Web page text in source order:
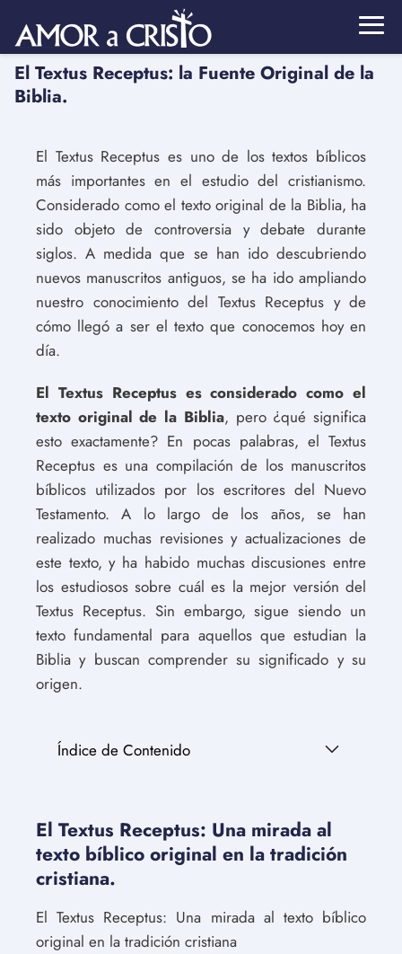
El Textus Receptus: la Fuente Original de la
Biblia.
El Textus Receptus es uno de los textos bíblicos
más importantes en el estudio del cristianismo.
Considerado como el texto original de la Biblia, ha
sido objeto de controversia y debate durante
siglos. A medida que se han ido descubriendo
nuevos manuscritos antiguos, se ha ido ampliando
nuestro conocimiento del Textus Receptus y de
cómo llegó a ser el texto que conocemos hoy en
día.
El Textus Receptus es considerado como el
texto original de la Biblia, pero ¿qué significa
esto exactamente? En pocas palabras, el Textus
Receptus es una compilación de los manuscritos
bíblicos utilizados por los escritores del Nuevo
Testamento. A lo largo de los años, se han
realizado muchas revisiones y actualizaciones de
este texto, y ha habido muchas discusiones entre
los estudiosos sobre cuál es la mejor versión del
Textus Receptus. Sin embargo, sigue siendo un
texto fundamental para aquellos que estudian la
Biblia y buscan comprender su significado y su
origen.
Índice de Contenido
El Textus Receptus: Una mirada al
texto bíblico original en la tradición
cristiana.
El Textus Receptus: Una mirada al texto bíblico
original en la tradición cristiana